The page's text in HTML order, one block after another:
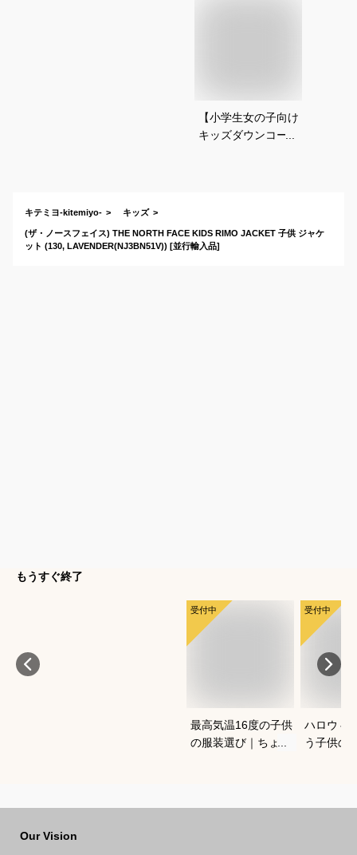
【小学生女の子向け
キッズダウンコー
キテミヨ-kitemiyo- キッズ
(ザ・ノースフェイス) THE NORTH FACE KIDS RIMO JACKET 子供 ジャケ
ット (130, LAVENDER(NJ3BN51V)) [並行輸入品]
もうすぐ終了
受付中
最高気温16度の子供
の服装選び｜ちょう
受付中
ハロウィ
う子供の
Our Vision